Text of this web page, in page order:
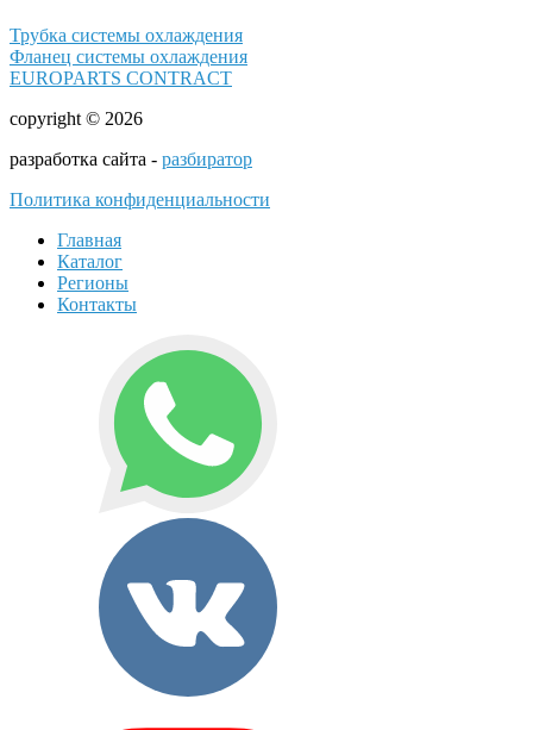
Трубка системы охлаждения
Фланец системы охлаждения
EUROPARTS CONTRACT
copyright © 2026
разработка сайта - разбиратор
Политика конфиденциальности
Главная
Каталог
Регионы
Контакты